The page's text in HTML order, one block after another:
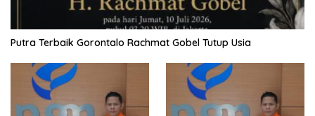
Putra Terbaik Gorontalo Rachmat Gobel Tutup Usia